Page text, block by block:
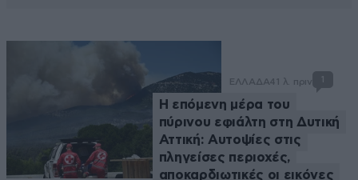
ΕΛΛΑΔΑ41 λ. πριν 1
Η επόμενη μέρα του
πύρινου εφιάλτη στη Δυτική
Αττική: Αυτοψίες στις
πληγείσες περιοχές,
αποκαρδιωτικές οι εικόνες